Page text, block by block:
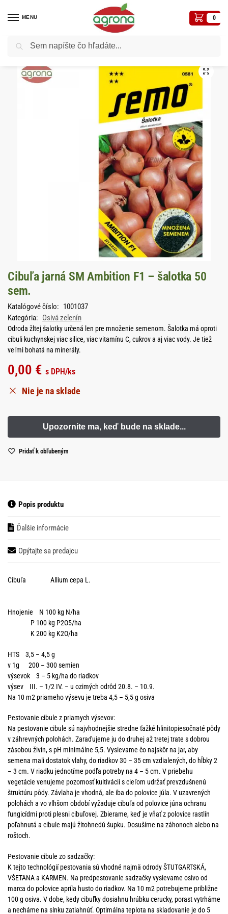
MENU 0
Domov Semená - osivá / Osivá zelenín
Cibuľa jarná SM Ambition F1 – šalotka 50
sem.
Katalógové číslo: 1001037
Kategória: Osivá zelenín
Odroda žltej šalotky určená len pre množenie semenom. Šalotka má oproti
cibuli kuchynskej viac silice, viac vitamínu C, cukrov a aj viac vody. Je tiež
veľmi bohatá na minerály.
0,00 € s DPH/ks
Nie je na sklade
Pridať k obľubeným
Popis produktu
Ďalšie informácie
Opýtajte sa predajcu
Cibuľa Allium cepa L.
Hnojenie N 100 kg N/ha
P 100 kg P2O5/ha
K 200 kg K2O/ha
HTS 3,5 – 4,5 g
v 1g 200 – 300 semien
výsevok 3 – 5 kg/ha do riadkov
výsev III. – 1/2 IV. – u ozimých odrôd 20.8. – 10.9.
Na 10 m2 priameho výsevu je treba 4,5 – 5,5 g osiva
Pestovanie cibule z priamych výsevov:
Na pestovanie cibule sú najvhodnejšie stredne ťažké hlinitopiesočnaté pôdy
v záhrevných polohách. Zaraďujeme ju do druhej až tretej trate s dobrou
zásobou živín, s pH minimálne 5,5. Vysievame čo najskôr na jar, aby
semena mali dostatok vlahy, do riadkov 30 – 35 cm vzdialených, do hĺbky 2
– 3 cm. V riadku jednotíme podľa potreby na 4 – 5 cm. V priebehu
vegetácie venujeme pozornosť kultivácii s cieľom udržať prevzdušnenú
štruktúru pôdy. Závlaha je vhodná, ale iba do polovice júla. V uzavrených
polohách a vo vlhšom období vyžaduje cibuľa od polovice júna ochranu
fungicídmi proti plesni cibuľovej. Zbierame, keď je vňať z polovice rastlín
poľahnutá a cibule majú žltohnedú šupku. Dosušíme na záhonoch alebo na
roštoch.
Pestovanie cibule zo sadzačky:
K tejto technológií pestovania sú vhodné najmä odrody ŠTUTGARTSKÁ,
VŠETANA a KARMEN. Na predpestovanie sadzačky vysievame osivo od
marca do polovice apríla husto do riadkov. Na 10 m2 potrebujeme približne
100 g osiva. V dobe, kedy cibuľky dosiahnu hrúbku cerucky, porast vytrháme
a necháme na slnku zatiahnúť. Optimálna teplota na skladovanie je do 5